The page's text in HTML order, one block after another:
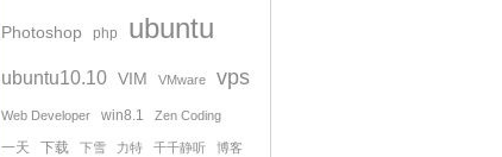
Photoshop php ubuntu
ubuntu10.10 VIM VMware vps
Web Developer win8.1 Zen Coding
一天 下载 下雪 力特 千千静听 博客